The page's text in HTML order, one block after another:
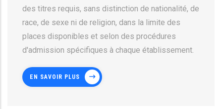
des titres requis, sans distinction de nationalité, de
race, de sexe ni de religion, dans la limite des
places disponibles et selon des procédures
d'admission spécifiques à chaque établissement.
EN SAVOIR PLUS